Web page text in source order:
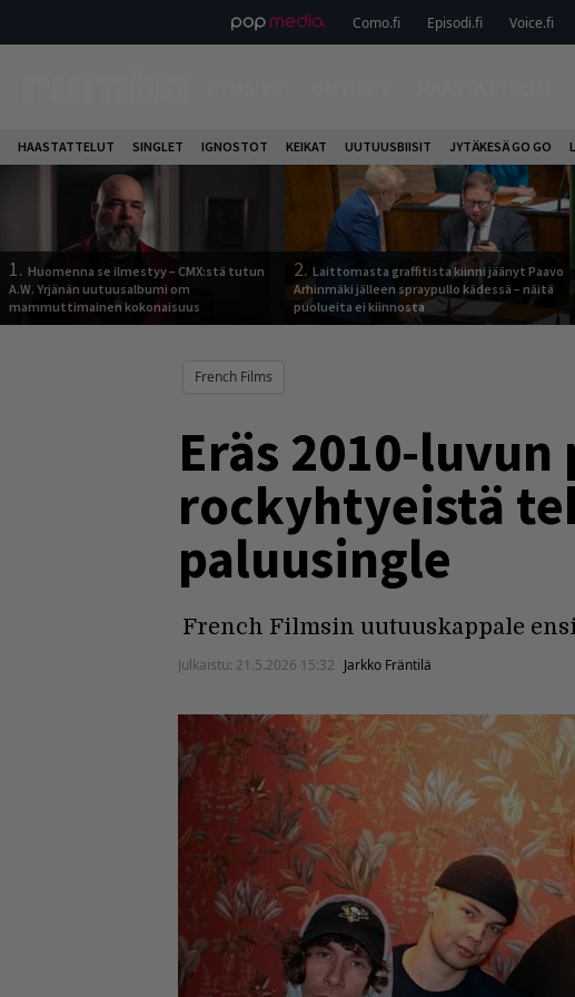
Como.fi Episodi.fi Voice.fi
HAASTATTELUT SINGLET IGNOSTOT KEIKAT UUTUUSBIISIT JYTÄKESÄ GO GO
1. Huomenna se ilmestyy – CMX:stä tutun
A.W. Yrjänän uutuusalbumi om
mammuttimainen kokonaisuus
2. Laittomasta graffitista kiinni jäänyt Paavo
Arhinmäki jälleen spraypullo kädessä – näitä
puolueita ei kiinnosta
French Films
Eräs 2010-
rockyhtyeistä
paluusingle
French Filmsin uutuuskappale
Julkaistu: 21.5.2026 15:32 Jarkko Fräntilä